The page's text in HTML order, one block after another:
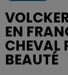
EN
CHEVAL
BEAUTÉ